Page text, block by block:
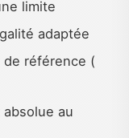
limite
adaptée
de référence (
au